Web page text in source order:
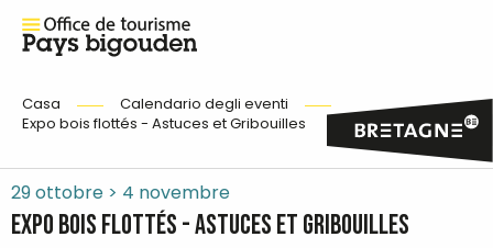
Casa
Calendario degli eventi
Expo bois flottés - Astuces et Gribouilles
29 ottobre > 4 novembre
Expo bois flottés - Astuces et Gribouilles